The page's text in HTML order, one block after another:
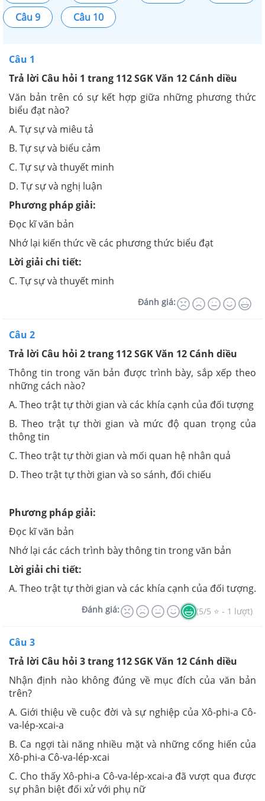
Câu 9
Câu 10
Câu 1
Trả lời Câu hỏi 1 trang 112 SGK Văn 12 Cánh diều
Văn bản trên có sự kết hợp giữa những phương thức
biểu đạt nào?
A. Tự sự và miêu tả
B. Tự sự và biểu cảm
C. Tự sự và thuyết minh
D. Tự sự và nghị luận
Phương pháp giải:
Đọc kĩ văn bản
Nhớ lại kiến thức về các phương thức biểu đạt
Lời giải chi tiết:
C. Tự sự và thuyết minh
Đánh giá:
Câu 2
Trả lời Câu hỏi 2 trang 112 SGK Văn 12 Cánh diều
Thông tin trong văn bản được trình bày, sắp xếp theo
những cách nào?
A. Theo trật tự thời gian và các khía cạnh của đối tượng
B. Theo trật tự thời gian và mức độ quan trọng của
thông tin
C. Theo trật tự thời gian và mối quan hệ nhân quả
D. Theo trật tự thời gian và so sánh, đối chiếu
Phương pháp giải:
Đọc kĩ văn bản
Nhớ lại các cách trình bày thông tin trong văn bản
Lời giải chi tiết:
A. Theo trật tự thời gian và các khía cạnh của đối tượng.
Đánh giá: (5/5 ⭐ - 1 lượt)
Câu 3
Trả lời Câu hỏi 3 trang 112 SGK Văn 12 Cánh diều
Nhận định nào không đúng về mục đích của văn bản
trên?
A. Giới thiệu về cuộc đời và sự nghiệp của Xô-phi-a Cô-
va-lép-xcai-a
B. Ca ngợi tài năng nhiều mặt và những cống hiến của
Xô-phi-a Cô-va-lép-xcai
C. Cho thấy Xô-phi-a Cô-va-lép-xcai-a đã vượt qua được
sự phân biệt đối xử với phụ nữ